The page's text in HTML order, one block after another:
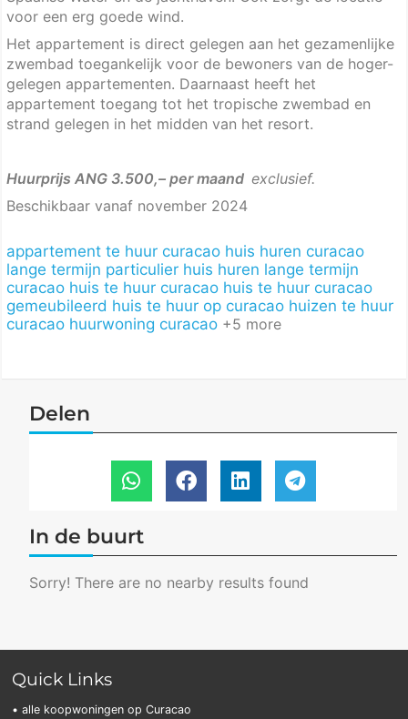
voor een erg goede wind.
Het appartement is direct gelegen aan het gezamenlijke
zwembad toegankelijk voor de bewoners van de hoger-
gelegen appartementen. Daarnaast heeft het
appartement toegang tot het tropische zwembad en
strand gelegen in het midden van het resort.
Huurprijs ANG 3.500,– per maand exclusief.
Beschikbaar vanaf november 2024
appartement te huur curacao huis huren curacao
lange termijn particulier huis huren lange termijn
curacao huis te huur curacao huis te huur curacao
gemeubileerd huis te huur op curacao huizen te huur
curacao huurwoning curacao +5 more
Delen
In de buurt
Sorry! There are no nearby results found
Quick Links
• alle koopwoningen op Curacao